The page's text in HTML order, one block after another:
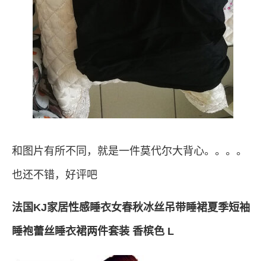
和图片有所不同，就是一件莫代尔大背心。。。。
也还不错，好评吧
法国KJ家居性感睡衣女春秋冰丝吊带睡裙夏季短袖
睡袍蕾丝睡衣裙两件套装 香槟色 L